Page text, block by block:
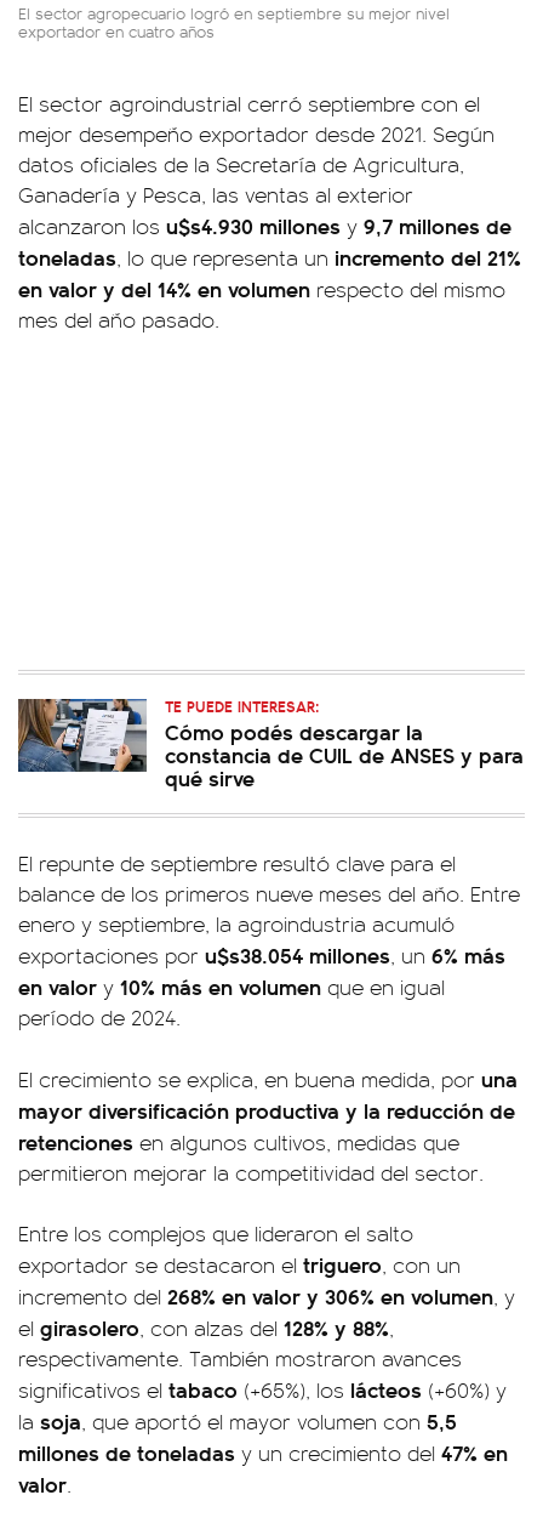
El sector agropecuario logró en septiembre su mejor nivel
exportador en cuatro años
El sector agroindustrial cerró septiembre con el
mejor desempeño exportador desde 2021. Según
datos oficiales de la Secretaría de Agricultura,
Ganadería y Pesca, las ventas al exterior
alcanzaron los u$s4.930 millones y 9,7 millones de
toneladas, lo que representa un incremento del 21%
en valor y del 14% en volumen respecto del mismo
mes del año pasado.
TE PUEDE INTERESAR:
Cómo podés descargar la
constancia de CUIL de ANSES y para
qué sirve
El repunte de septiembre resultó clave para el
balance de los primeros nueve meses del año. Entre
enero y septiembre, la agroindustria acumuló
exportaciones por u$s38.054 millones, un 6% más
en valor y 10% más en volumen que en igual
período de 2024.
El crecimiento se explica, en buena medida, por una
mayor diversificación productiva y la reducción de
retenciones en algunos cultivos, medidas que
permitieron mejorar la competitividad del sector.
Entre los complejos que lideraron el salto
exportador se destacaron el triguero, con un
incremento del 268% en valor y 306% en volumen, y
el girasolero, con alzas del 128% y 88%,
respectivamente. También mostraron avances
significativos el tabaco (+65%), los lácteos (+60%) y
la soja, que aportó el mayor volumen con 5,5
millones de toneladas y un crecimiento del 47% en
valor.